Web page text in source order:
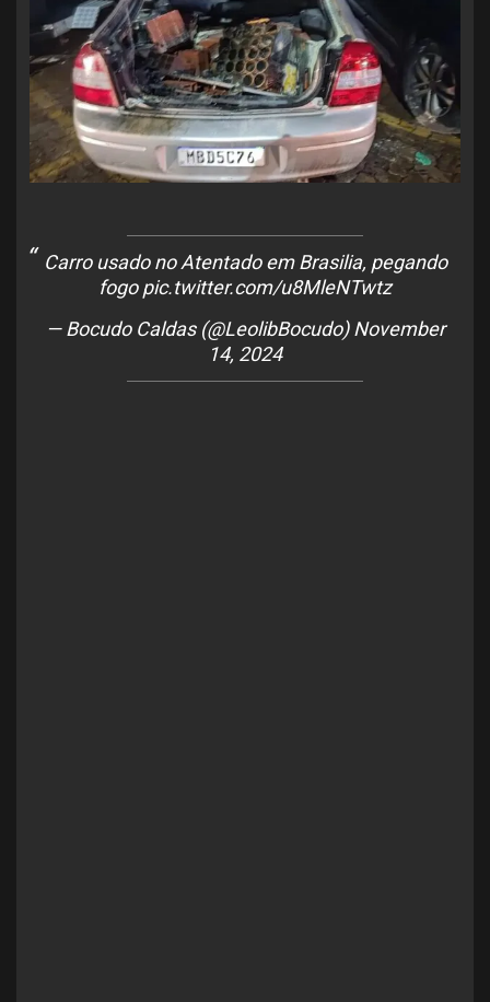
Carro usado no Atentado em Brasilia, pegando
fogopic.twitter.com/u8MleNTwtz
— Bocudo Caldas (@LeolibBocudo)November
14, 2024